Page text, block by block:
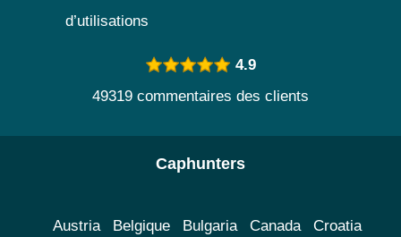
d’utilisations
4.9
49319 commentaires des clients
Caphunters
Austria Belgique Bulgaria Canada Croatia